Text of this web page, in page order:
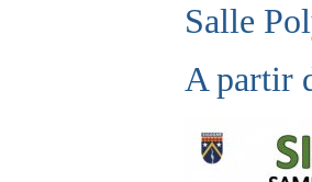
Salle
A partir